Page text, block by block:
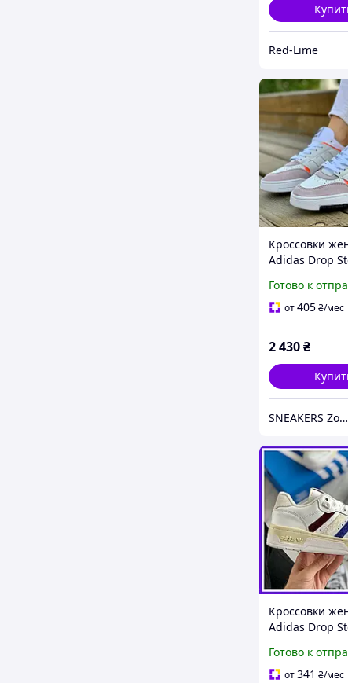
Red-Lime
Кроссовки
Adidas Drop
Адидас Дроп
белые серые
Готово к
от405₴/мес
2 430₴
SNEAKERS Zone
Кроссовки
Adidas Drop
Дроп Степ лов
низкие
Готово к
от341 ₴/мес